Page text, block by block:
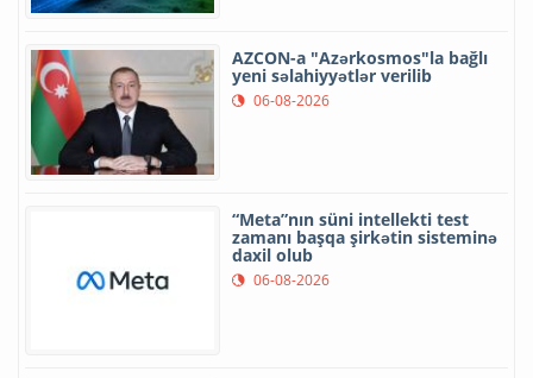
AZCON-a "Azərkosmos"la bağlı
yeni səlahiyyətlər verilib
06-08-2026
“Meta”nın süni intellekti test
zamanı başqa şirkətin sisteminə
daxil olub
06-08-2026